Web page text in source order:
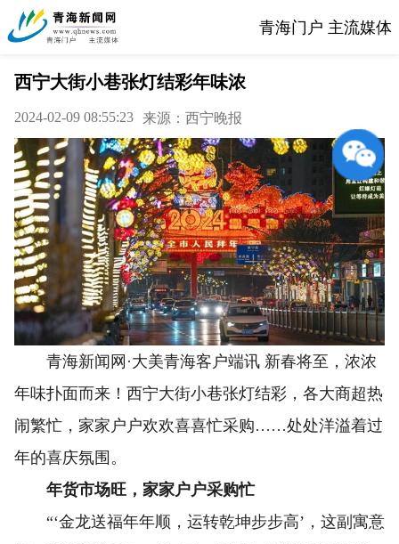
青海门户 主流媒体
西宁大街小巷张灯结彩年味浓
2024-02-09 08:55:23 来源：西宁晚报
青海新闻网·大美青海客户端讯 新春将至，浓浓
年味扑面而来！西宁大街小巷张灯结彩，各大商超热
闹繁忙，家家户户欢欢喜喜忙采购……处处洋溢着过
年的喜庆氛围。
年货市场旺，家家户户采购忙
“‘金龙送福年年顺，运转乾坤步步高’，这副寓意